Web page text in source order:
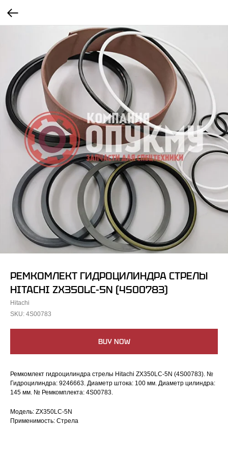
РЕМКОМЛЕКТ ГИДРОЦИЛИНДРА СТРЕЛЫ
HITACHI ZX350LC-5N (4S00783)
Hitachi
SKU: 4S00783
BUY NOW
Ремкомлект гидроцилиндра стрелы Hitachi ZX350LC-5N (4S00783). №
Гидроцилиндра: 9246663. Диаметр штока: 100 мм. Диаметр цилиндра:
145 мм. № Ремкомплекта: 4S00783.
Модель: ZX350LC-5N
Применимость: Стрела